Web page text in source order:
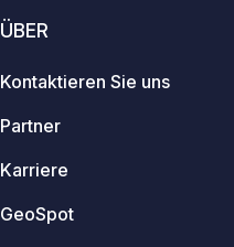
ÜBER
Kontaktieren Sie uns
Partner
Karriere
GeoSpot